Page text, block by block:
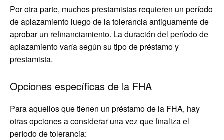
Por otra parte, muchos prestamistas requieren un período
de aplazamiento luego de la tolerancia antiguamente de
aprobar un refinanciamiento. La duración del período de
aplazamiento varía según su tipo de préstamo y
prestamista.
Opciones específicas de la FHA
Para aquellos que tienen un préstamo de la FHA, hay
otras opciones a considerar una vez que finaliza el
período de tolerancia: